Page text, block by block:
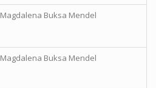
Magdalena Buksa Mendel
Magdalena Buksa Mendel